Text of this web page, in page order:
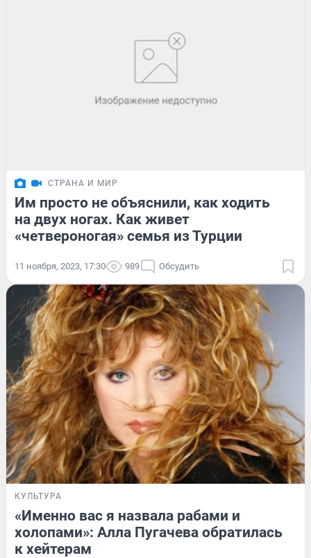
СТРАНА И МИР
Им просто не объяснили, как ходить
на двух ногах. Как живет
«четвероногая» семья из Турции
11 ноября, 2023, 17:30 989 Обсудить
КУЛЬТУРА
«Именно вас я назвала рабами и
холопами»: Алла Пугачева обратилась
к хейтерам